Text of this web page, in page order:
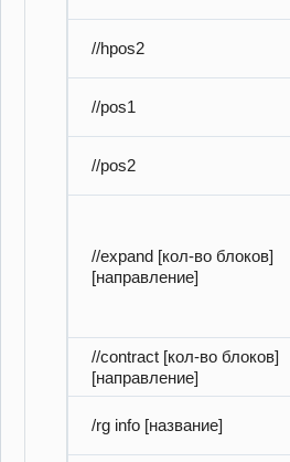
//hpos2
//pos1
//рos2
//expand [кол-во блоков]
[направление]
//contract [кол-во блоков]
[направление]
/rg info [название]